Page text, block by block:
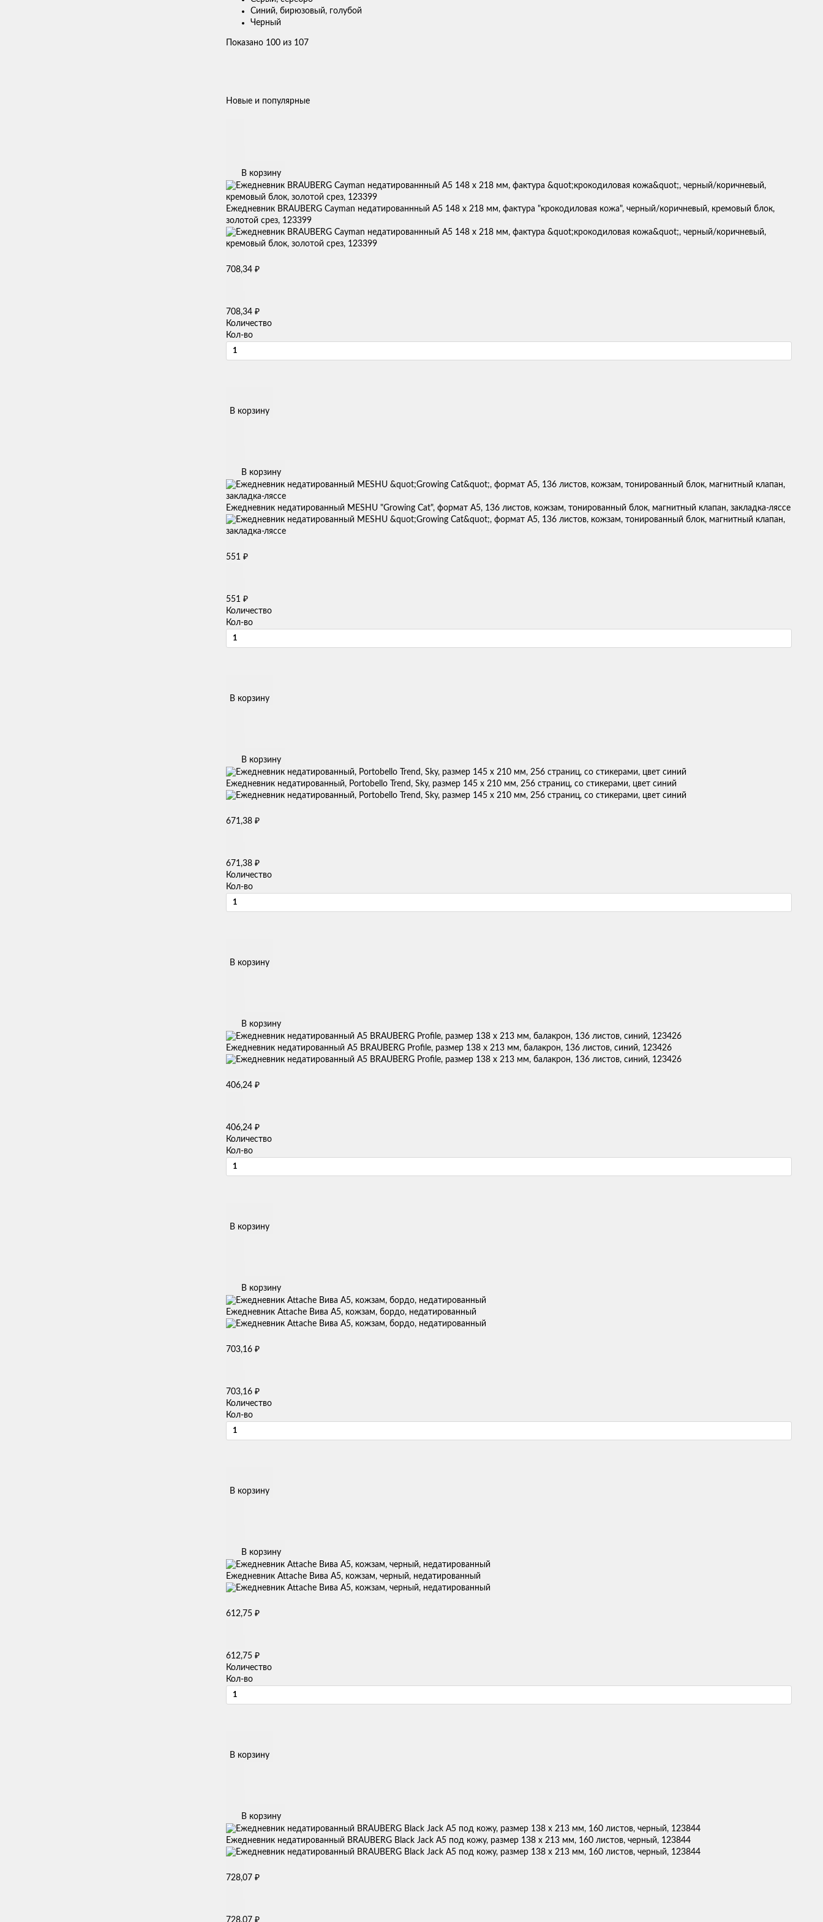
Синий, бирюзовый, голубой
Черный
Показано 100 из 107
Новые и популярные
В корзину
Ежедневник BRAUBERG Cayman недатированнный А5 148 х 218 мм, фактура "крокодиловая кожа", черный/коричневый, кремовый блок,
золотой срез, 123399
708,34 ₽
708,34 ₽
Количество
Кол-во
В корзину
В корзину
Ежедневник недатированный MESHU "Growing Cat", формат А5, 136 листов, кожзам, тонированный блок, магнитный клапан, закладка-ляссе
551 ₽
551 ₽
Количество
Кол-во
В корзину
В корзину
Ежедневник недатированный, Portobello Trend, Sky, размер 145 х 210 мм, 256 страниц, со стикерами, цвет синий
671,38 ₽
671,38 ₽
Количество
Кол-во
В корзину
В корзину
Ежедневник недатированный А5 BRAUBERG Profile, размер 138 х 213 мм, балакрон, 136 листов, синий, 123426
406,24 ₽
406,24 ₽
Количество
Кол-во
В корзину
В корзину
Ежедневник Attache Вива А5, кожзам, бордо, недатированный
703,16 ₽
703,16 ₽
Количество
Кол-во
В корзину
В корзину
Ежедневник Attache Вива А5, кожзам, черный, недатированный
612,75 ₽
612,75 ₽
Количество
Кол-во
В корзину
В корзину
Ежедневник недатированный BRAUBERG Black Jack А5 под кожу, размер 138 х 213 мм, 160 листов, черный, 123844
728,07 ₽
728,07 ₽